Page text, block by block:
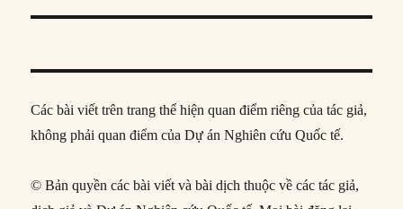
post:
Các bài viết trên trang thể hiện quan điểm riêng của tác giả,
không phải quan điểm của Dự án Nghiên cứu Quốc tế.
© Bản quyền các bài viết và bài dịch thuộc về các tác giả,